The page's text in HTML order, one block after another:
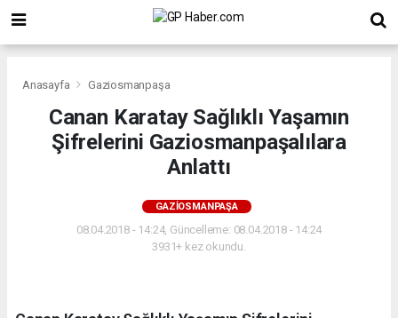
Anasayfa Gaziosmanpaşa
Canan Karatay Sağlıklı Yaşamın
Şifrelerini Gaziosmanpaşalılara
Anlattı
GAZIOSMANPAŞA
08.04.2018 - 14:24, Güncelleme: 08.04.2018 - 14:24
3931+ kez okundu.